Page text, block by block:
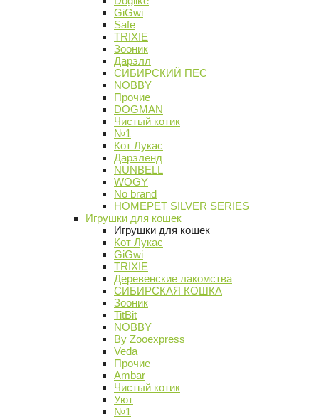
GiGwi
Safe
TRIXIE
Зооник
Дарэлл
СИБИРСКИЙ ПЕС
NOBBY
Прочие
DOGMAN
Чистый котик
№1
Кот Лукас
Дарэленд
NUNBELL
WOGY
No brand
HOMEPET SILVER SERIES
Игрушки для кошек
Игрушки для кошек
Кот Лукас
GiGwi
TRIXIE
Деревенские лакомства
СИБИРСКАЯ КОШКА
Зооник
TitBit
NOBBY
By Zooexpress
Veda
Прочие
Ambar
Чистый котик
Уют
№1